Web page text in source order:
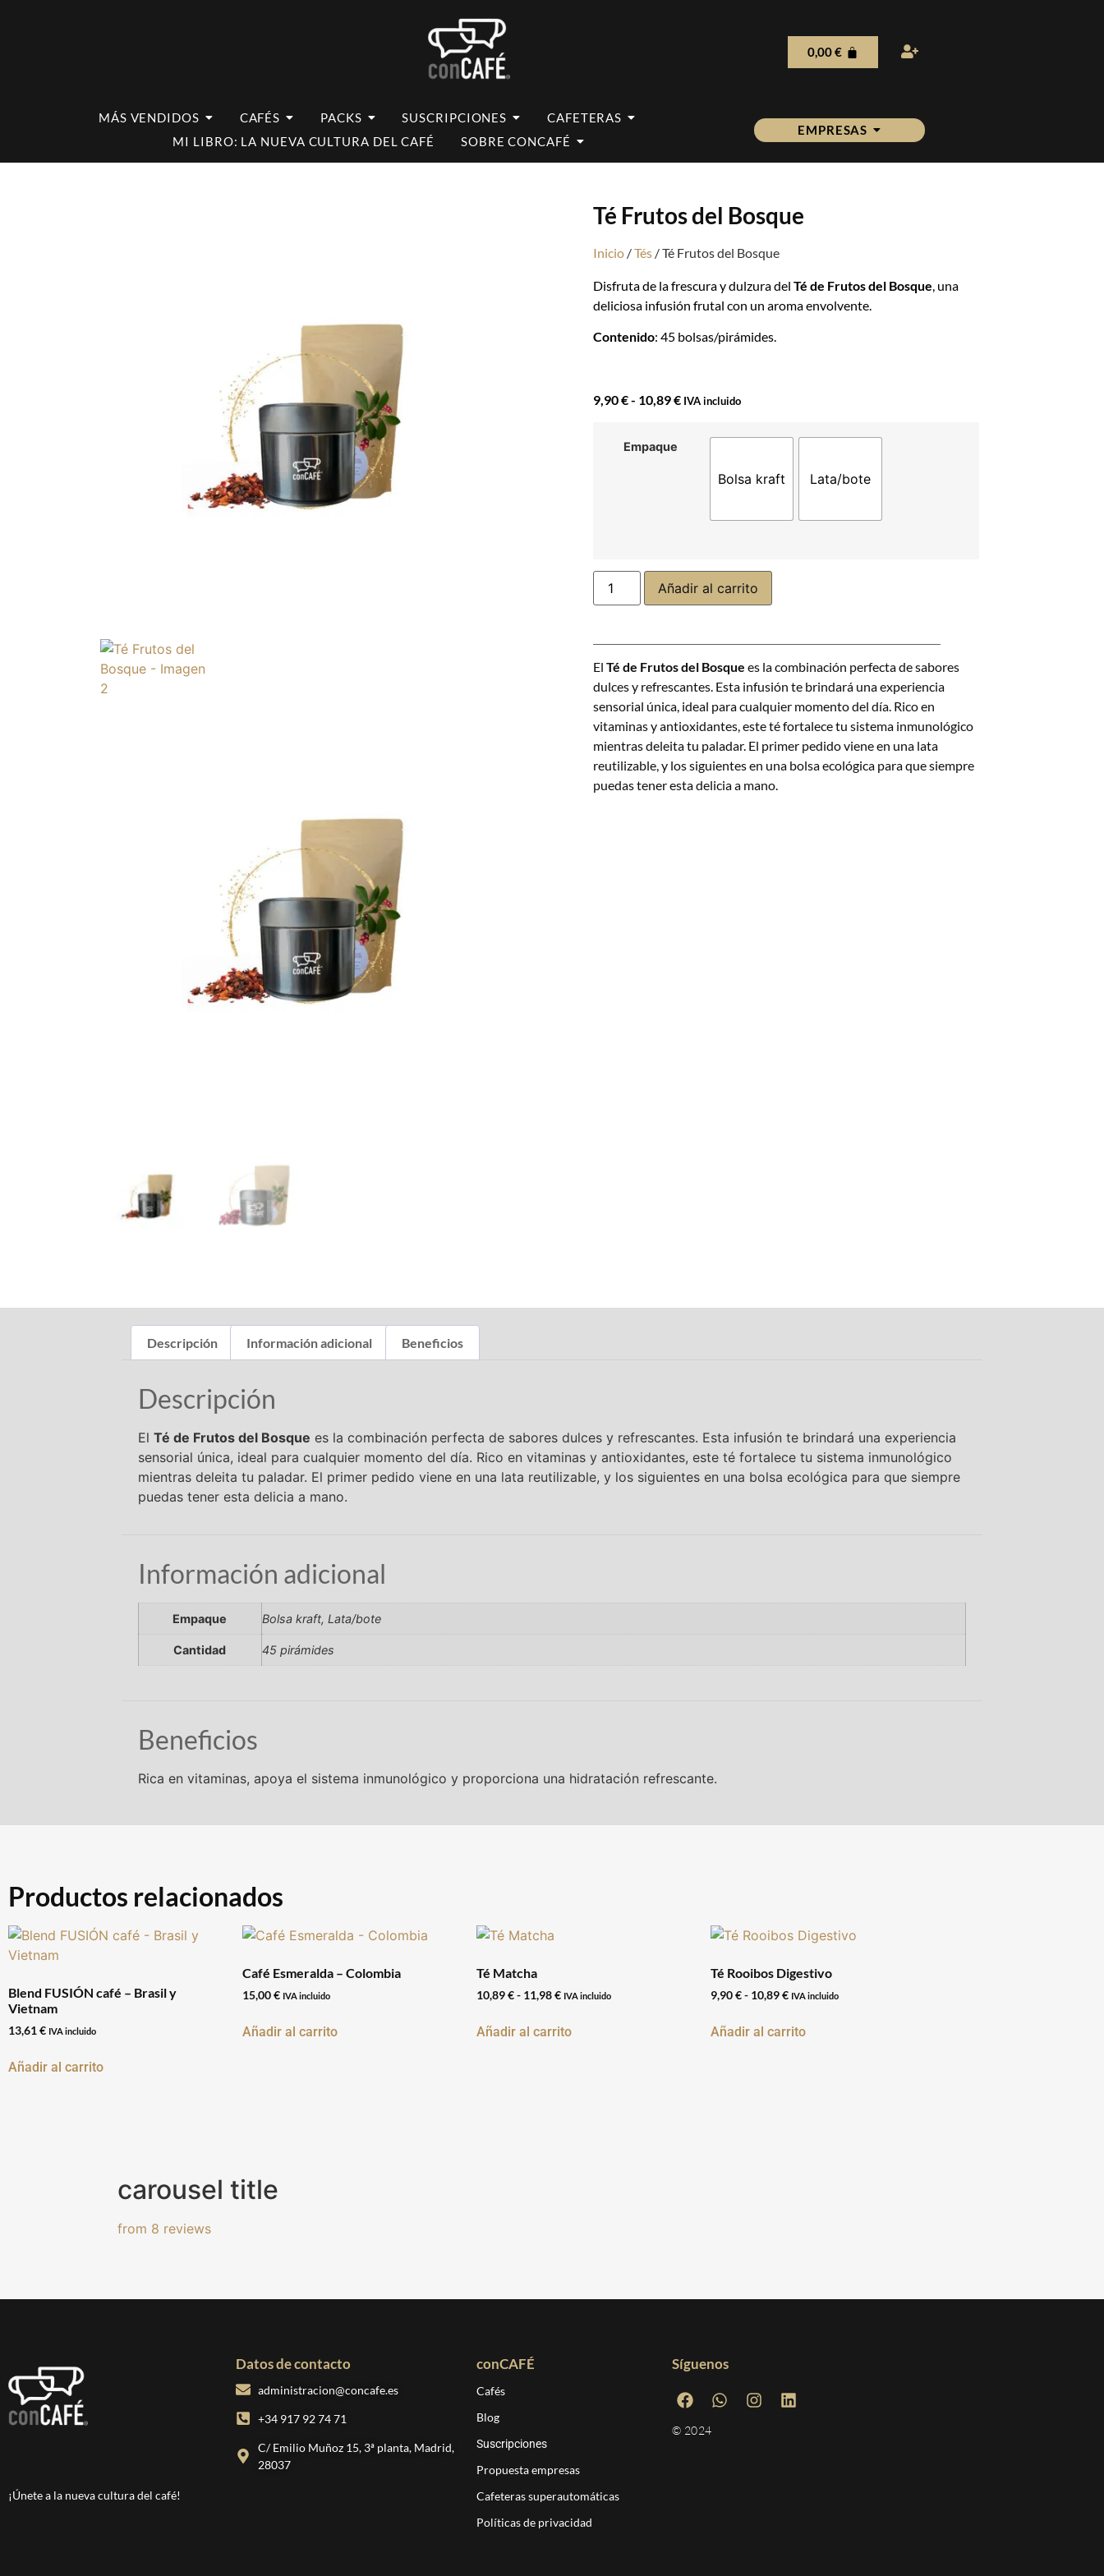
0,00€
MÁS VENDIDOS CAFÉS PACKS SUSCRIPCIONES
CAFETERAS
MI LIBRO: LA NUEVA CULTURA DEL CAFÉ
SOBRE CONCAFÉ
EMPRESAS
Té Frutos del Bosque
Inicio /Tés / Té Frutos del Bosque
Disfruta de la frescura y dulzura del Té de Frutos del Bosque, una
deliciosa infusión frutal con un aroma envolvente.
Contenido: 45 bolsas/pirámides.
9,90€- 10,89€ IVA incluido
Empaque
Bolsa kraft Lata/bote
Añadir al carrito
El Té de Frutos del Bosque es la combinación perfecta de sabores
dulces y refrescantes. Esta infusión te brindará una experiencia
sensorial única, ideal para cualquier momento del día. Rico en
vitaminas y antioxidantes, este té fortalece tu sistema inmunológico
mientras deleita tu paladar. El primer pedido viene en una lata
reutilizable, y los siguientes en una bolsa ecológica para que siempre
puedas tener esta delicia a mano.
Descripción Información adicional Beneficios
Descripción
El Té de Frutos del Bosque es la combinación perfecta de sabores dulces y refrescantes. Esta infusión te brindará una experiencia
sensorial única, ideal para cualquier momento del día. Rico en vitaminas y antioxidantes, este té fortalece tu sistema inmunológico
mientras deleita tu paladar. El primer pedido viene en una lata reutilizable, y los siguientes en una bolsa ecológica para que siempre
puedas tener esta delicia a mano.
Información adicional
Empaque Bolsa kraft, Lata/bote
Cantidad 45 pirámides
Beneficios
Rica en vitaminas, apoya el sistema inmunológico y proporciona una hidratación refrescante.
Productos relacionados
Blend FUSIÓN café – Brasil y
Vietnam
13,61€ IVA incluido
Añadir al carrito
Café Esmeralda – Colombia
15,00€ IVA incluido
Añadir al carrito
Té Matcha
10,89€- 11,98€ IVA incluido
Añadir al carrito
Té Rooibos Digestivo
9,90€- 10,89€ IVA incluido
Añadir al carrito
carousel title
from 8 reviews
¡Únete a la nueva cultura del café!
Datos de contacto
administracion@concafe.es
+34 917 92 74 71
C/ Emilio Muñoz 15, 3ª planta, Madrid,
28037
conCAFÉ
Cafés
Blog
Suscripciones
Propuesta empresas
Cafeteras superautomáticas
Políticas de privacidad
Síguenos
© 2024